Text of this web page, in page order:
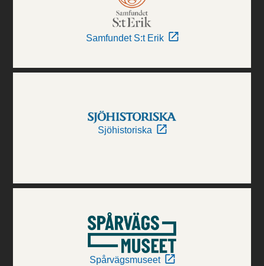
Samfundet S:t Erik
Sjöhistoriska
Spårvägsmuseet